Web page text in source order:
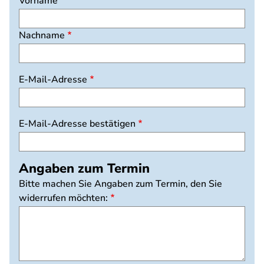
Nachname
E-
Adresse
E-Mail-Adresse
E-Mail-Adresse bestätigen
Angaben zum Termin
Bitte machen Sie Angaben zum Termin, den Sie
widerrufen möchten: